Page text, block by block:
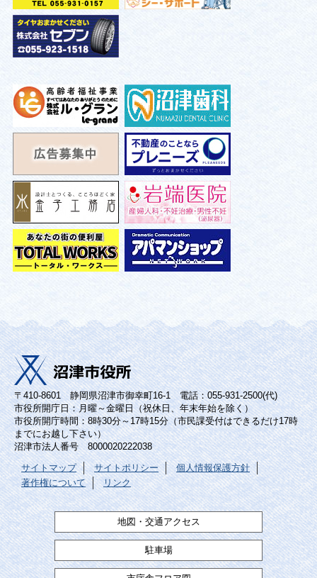
〒410-8601 静岡県沼津市御幸町16-1 電話：055-931-2500(代)
市役所開庁日：月曜～金曜日（祝休日、年末年始を除く）
市役所開庁時間：8時30分～17時15分（市民課受付はできるだけ17時
までにお越し下さい）
沼津市法人番号 8000020222038
サイトマップ サイトポリシー
個人情報保護方針
著作権について
リンク
地図・交通アクセス
駐車場